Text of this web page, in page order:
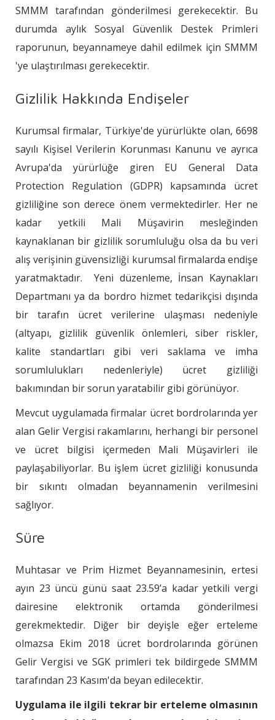
SMMM tarafından gönderilmesi gerekecektir. Bu
durumda aylık Sosyal Güvenlik Destek Primleri
raporunun, beyannameye dahil edilmek için SMMM
'ye ulaştırılması gerekecektir.
Gizlilik Hakkında Endişeler
Kurumsal firmalar, Türkiye'de yürürlükte olan, 6698
sayılı Kişisel Verilerin Korunması Kanunu ve ayrıca
Avrupa'da yürürlüğe giren EU General Data
Protection Regulation (GDPR) kapsamında ücret
gizliliğine son derece önem vermektedirler. Her ne
kadar yetkili Mali Müşavirin mesleğinden
kaynaklanan bir gizlilik sorumluluğu olsa da bu veri
alış verişinin güvensizliği kurumsal firmalarda endişe
yaratmaktadır. Yeni düzenleme, İnsan Kaynakları
Departmanı ya da bordro hizmet tedarikçisi dışında
bir tarafın ücret verilerine ulaşması nedeniyle
(altyapı, gizlilik güvenlik önlemleri, siber riskler,
kalite standartları gibi veri saklama ve imha
sorumlulukları nedenleriyle) ücret gizliliği
bakımından bir sorun yaratabilir gibi görünüyor.
Mevcut uygulamada firmalar ücret bordrolarında yer
alan Gelir Vergisi rakamlarını, herhangi bir personel
ve ücret bilgisi içermeden Mali Müşavirleri ile
paylaşabiliyorlar. Bu işlem ücret gizliliği konusunda
bir sıkıntı olmadan beyannamenin verilmesini
sağlıyor.
Süre
Muhtasar ve Prim Hizmet Beyannamesinin, ertesi
ayın 23 üncü günü saat 23.59’a kadar yetkili vergi
dairesine elektronik ortamda gönderilmesi
gerekmektedir. Diğer bir deyişle eğer erteleme
olmazsa Ekim 2018 ücret bordrolarında görünen
Gelir Vergisi ve SGK primleri tek bildirgede SMMM
tarafından 23 Kasım'da beyan edilecektir.
Uygulama ile ilgili tekrar bir erteleme olmasının